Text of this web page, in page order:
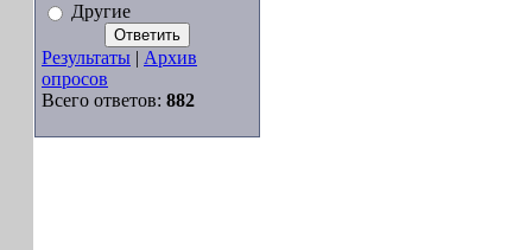
Другие
Результаты | Архив
опросов
Всего ответов: 882